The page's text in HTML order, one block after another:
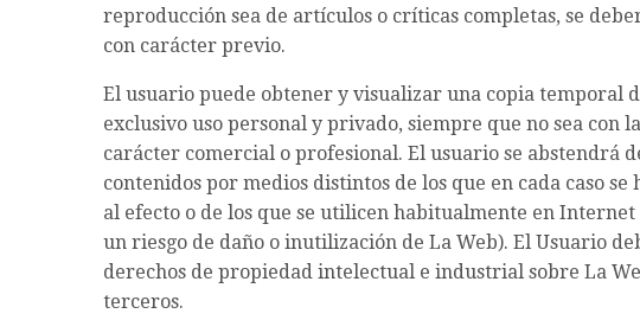
reproducción sea de artículos o críticas completas, se
con carácter previo.
El usuario puede obtener y visualizar una copia temporal
exclusivo uso personal y privado, siempre que no sea
carácter comercial o profesional. El usuario se abstendrá
contenidos por medios distintos de los que en cada caso
al efecto o de los que se utilicen habitualmente en
un riesgo de daño o inutilización de La Web). El Usuario
derechos de propiedad intelectual e industrial sobre La
terceros.